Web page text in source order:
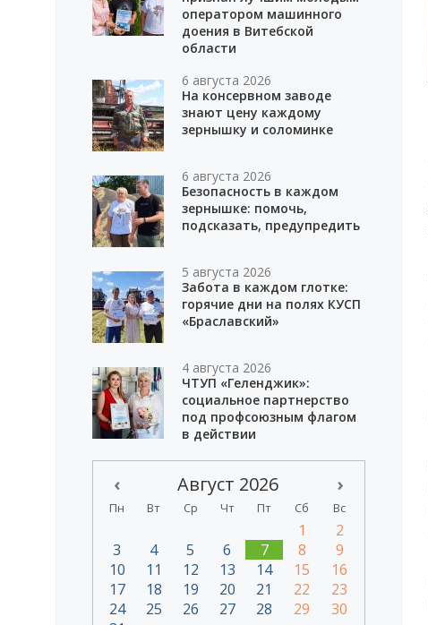
оператором машинного
доения в Витебской
области
6 августа 2026
На консервном заводе
знают цену каждому
зернышку и соломинке
6 августа 2026
Безопасность в каждом
зернышке: помочь,
подсказать, предупредить
5 августа 2026
Забота в каждом глотке:
горячие дни на полях КУСП
«Браславский»
4 августа 2026
ЧТУП «Геленджик»:
социальное партнерство
под профсоюзным флагом
в действии
‹ Август 2026 ›
Пн Вт Ср Чт Пт Сб Вс
1
2
3
4 5 6 7 8
9
10
11 12 13 14 15
16
17
18 19 20 21 22
23
24
25 26 27 28 29
30